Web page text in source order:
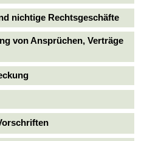
nichtige Rechtsgeschäfte
von Ansprüchen, Verträge